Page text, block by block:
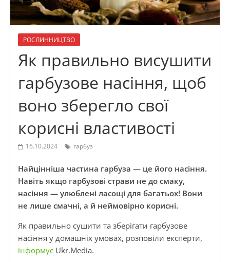
РОСЛИННИЦТВО
Як правильно висушити
гарбузове насіння, щоб
воно зберегло свої
корисні властивості
16.10.2024 гарбуз
Найцінніша частина гарбуза — це його насіння.
Навіть якщо гарбузові страви не до смаку,
насіння — улюблені ласощі для багатьох! Вони
не лише смачні, а й неймовірно корисні.
Як правильно сушити та зберігати гарбузове
насіння у домашніх умовах, розповіли експерти,
інформуєUkr.Media.